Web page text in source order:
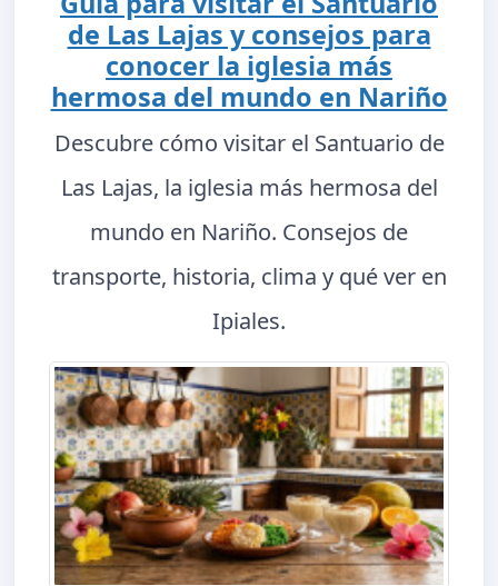
de Las Lajas y consejos para
conocer la iglesia más
hermosa del mundo en Nariño
Descubre cómo visitar el Santuario de
Las Lajas, la iglesia más hermosa del
mundo en Nariño. Consejos de
transporte, historia, clima y qué ver en
Ipiales.